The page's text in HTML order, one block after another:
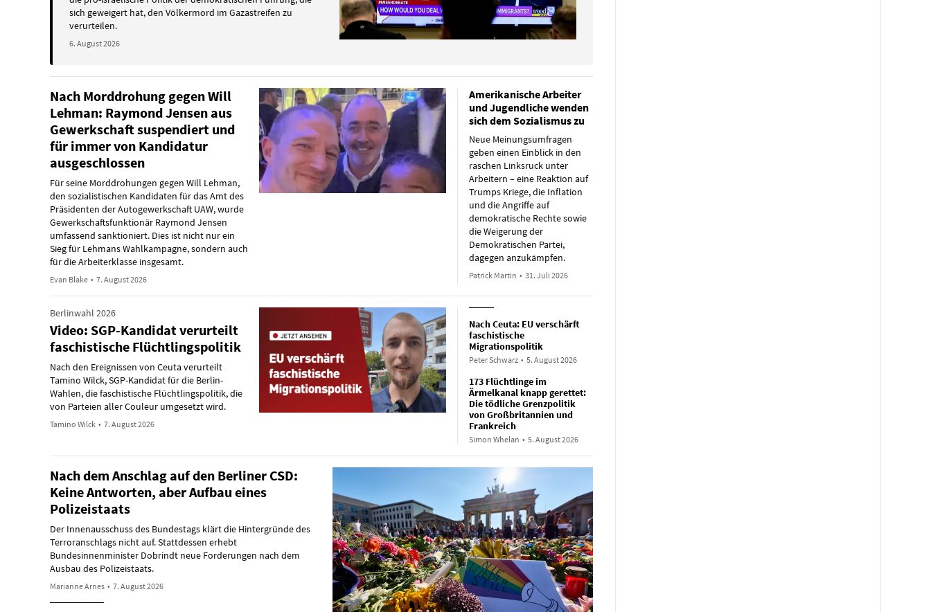
sich geweigert hat, den Völkermord im Gazastreifen zu
verurteilen.
6. August 2026
Nach Morddrohung gegen Will
Lehman: Raymond Jensen aus
Gewerkschaft suspendiert und
für immer von Kandidatur
ausgeschlossen
Für seine Morddrohungen gegen Will Lehman,
den sozialistischen Kandidaten für das Amt des
Präsidenten der Autogewerkschaft UAW, wurde
Gewerkschaftsfunktionär Raymond Jensen
umfassend sanktioniert. Dies ist nicht nur ein
Sieg für Lehmans Wahlkampagne, sondern auch
für die Arbeiterklasse insgesamt.
Evan Blake • 7. August 2026
Amerikanische Arbeiter
und Jugendliche wenden
sich dem Sozialismus zu
Neue Meinungsumfragen
geben einen Einblick in den
raschen Linksruck unter
Arbeitern – eine Reaktion auf
Trumps Kriege, die Inflation
und die Angriffe auf
demokratische Rechte sowie
die Weigerung der
Demokratischen Partei,
dagegen anzukämpfen.
Patrick Martin • 31. Juli 2026
Berlinwahl 2026
Video: SGP-Kandidat verurteilt
faschistische Flüchtlingspolitik
Nach den Ereignissen von Ceuta verurteilt
Tamino Wilck, SGP-Kandidat für die Berlin-
Wahlen, die faschistische Flüchtlingspolitik, die
von Parteien aller Couleur umgesetzt wird.
Tamino Wilck • 7. August 2026
Nach Ceuta: EU verschärft
faschistische
Migrationspolitik
Peter Schwarz • 5. August 2026
173 Flüchtlinge im
Ärmelkanal knapp gerettet:
Die tödliche Grenzpolitik
von Großbritannien und
Frankreich
Simon Whelan • 5. August 2026
Nach dem Anschlag auf den Berliner CSD:
Keine Antworten, aber Aufbau eines
Polizeistaats
Der Innenausschuss des Bundestags klärt die Hintergründe des
Terroranschlags nicht auf. Stattdessen erhebt
Bundesinnenminister Dobrindt neue Forderungen nach dem
Ausbau des Polizeistaats.
Marianne Arnes • 7. August 2026